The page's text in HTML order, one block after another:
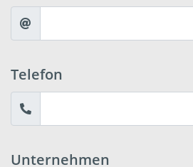
Telefon
Unternehmen